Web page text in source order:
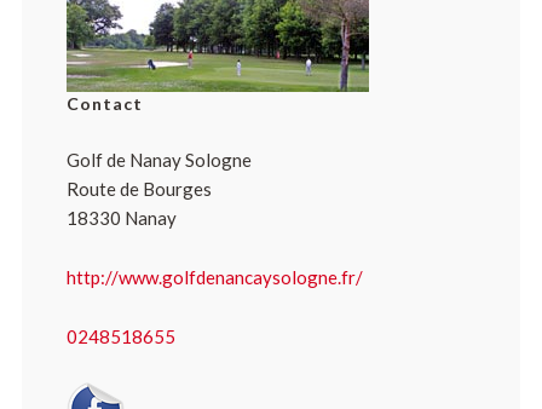
Contact
Golf de Nanay Sologne
Route de Bourges
18330 Nanay
http://www.golfdenancaysologne.fr/
0248518655